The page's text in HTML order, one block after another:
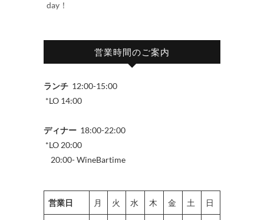
day！
営業時間のご案内
ランチ 12:00-15:00
*LO 14:00
ディナー 18:00-22:00
*LO 20:00
20:00- WineBartime
営業日 月 火 水 木 金 土 日